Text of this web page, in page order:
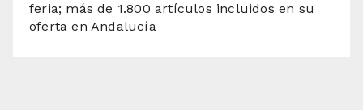
feria; más de 1.800 artículos incluidos en su
oferta en Andalucía